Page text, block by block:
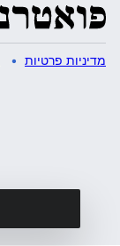
מדיניות פרטיות